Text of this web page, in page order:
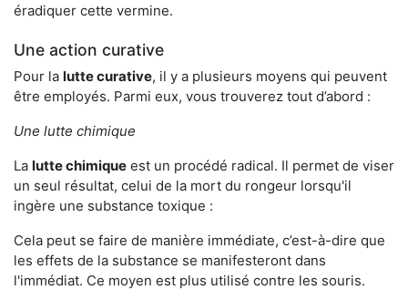
éradiquer cette vermine.
Une action curative
Pour la lutte curative, il y a plusieurs moyens qui peuvent
être employés. Parmi eux, vous trouverez tout d’abord :
Une lutte chimique
La lutte chimique est un procédé radical. Il permet de viser
un seul résultat, celui de la mort du rongeur lorsqu'il
ingère une substance toxique :
Cela peut se faire de manière immédiate, c’est-à-dire que
les effets de la substance se manifesteront dans
l'immédiat. Ce moyen est plus utilisé contre les souris.